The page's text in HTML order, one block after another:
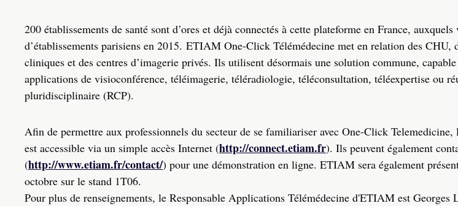
200 établissements de santé sont d’ores et déjà connectés à cette plateforme en France,
d’établissements parisiens en 2015. ETIAM One-Click Télémédecine met en relation des CHU,
cliniques et des centres d’imagerie privés. Ils utilisent désormais une solution commune,
applications de visioconférence, téléimagerie, téléradiologie, téléconsultation, téléexpertise ou
pluridisciplinaire (RCP).
Afin de permettre aux professionnels du secteur de se familiariser avec One-Click
est accessible via un simple accès Internet (http://connect.etiam.fr). Ils peuvent également
(http://www.etiam.fr/contact/) pour une démonstration en ligne. ETIAM sera également
octobre sur le stand 1T06.
Pour plus de renseignements, le Responsable Applications Télémédecine d'ETIAM est Georges